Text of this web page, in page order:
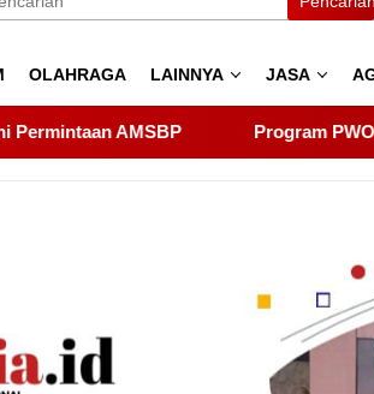
OLAHRAGA LAINNYA JASA
PWO Dwipa Kepri Berbagi, Wujud